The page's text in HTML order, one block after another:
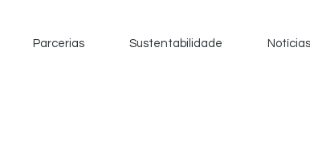
Parcerias Sustentabilidade Notícias